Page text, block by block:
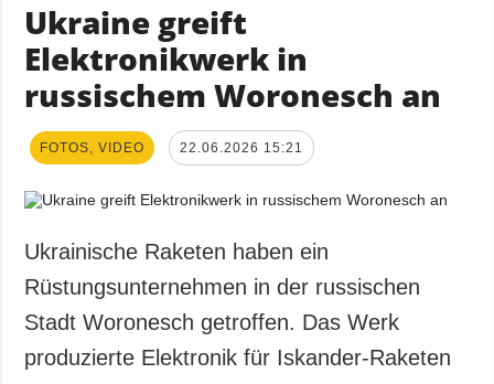
Ukraine greift
Elektronikwerk in
russischem Woronesch an
FOTOS, VIDEO 22.06.2026 15:21
Ukrainische Raketen haben ein
Rüstungsunternehmen in der russischen
Stadt Woronesch getroffen. Das Werk
produzierte Elektronik für Iskander-Raketen